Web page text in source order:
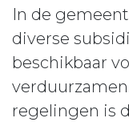
In de
diverse
beschikbaar
regelingen is